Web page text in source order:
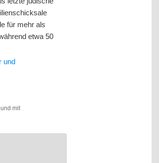
für mehr als
etwa 50
und
mit